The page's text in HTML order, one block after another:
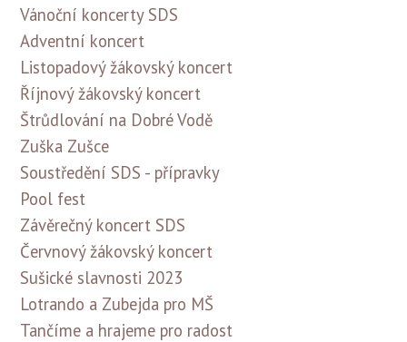
Vánoční koncerty SDS
Adventní koncert
Listopadový žákovský koncert
Říjnový žákovský koncert
Štrůdlování na Dobré Vodě
Zuška Zušce
Soustředění SDS - přípravky
Pool fest
Závěrečný koncert SDS
Červnový žákovský koncert
Sušické slavnosti 2023
Lotrando a Zubejda pro MŠ
Tančíme a hrajeme pro radost